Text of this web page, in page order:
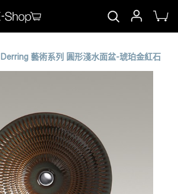
Derring 藝術系列 圓形淺水面盆-琥珀金紅石